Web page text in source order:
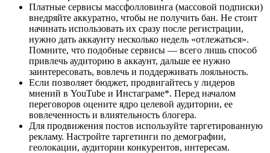
Платные сервисы массфолловинга (массовой подписки)
внедряйте аккуратно, чтобы не получить бан. Не стоит
начинать использовать их сразу после регистрации,
нужно дать аккаунту несколько недель «отлежаться».
Помните, что подобные сервисы — всего лишь способ
привлечь аудиторию в аккаунт, дальше ее нужно
заинтересовать, вовлечь и поддерживать лояльность.
Если позволяет бюджет, продвигайтесь у лидеров
мнений в YouTube и Инстаграме*. Перед началом
переговоров оцените ядро целевой аудитории, ее
вовлеченность и влиятельность блогера.
Для продвижения постов используйте таргетированную
рекламу. Настройте таргетинги по демографии,
геолокации, аудитории конкурентов, интересам.